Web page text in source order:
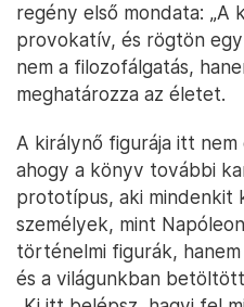
regény első mondata: „A
provokatív, és rögtön
nem a filozofálgatás,
meghatározza az életet.
A királynő figurája itt
ahogy a könyv további
prototípus, aki mindenkit
személyek, mint
történelmi figurák,
és a világunkban